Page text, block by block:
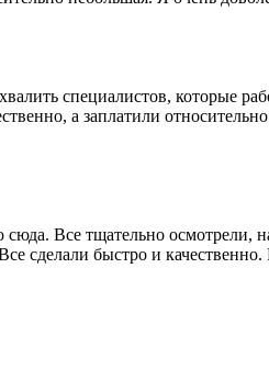
специалистов, которые
а заплатили
Все тщательно осмотрели,
сделали быстро и